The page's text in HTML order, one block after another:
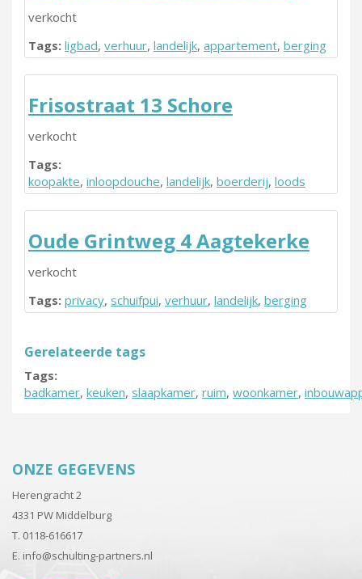
verkocht
Tags: ligbad, verhuur, landelijk, appartement, berging
Frisostraat 13 Schore
verkocht
Tags:
koopakte, inloopdouche, landelijk, boerderij, loods
Oude Grintweg 4 Aagtekerke
verkocht
Tags: privacy, schuifpui, verhuur, landelijk, berging
Gerelateerde tags
Tags:
badkamer, keuken, slaapkamer, ruim, woonkamer,
ONZE GEGEVENS
Herengracht 2
4331 PW Middelburg
T. 0118-616617
E. info@schulting-partners.nl